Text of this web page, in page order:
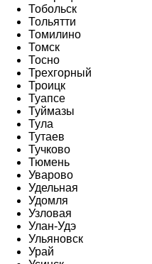
Тобольск
Тольятти
Томилино
Томск
Тосно
Трехгорный
Троицк
Туапсе
Туймазы
Тула
Тутаев
Тучково
Тюмень
Уварово
Удельная
Удомля
Узловая
Улан-Удэ
Ульяновск
Урай